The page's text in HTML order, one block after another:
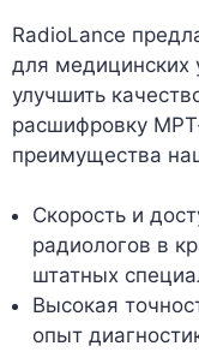
RadioLance
для медицинских
улучшить
расшифровку
преимущества
Скорость и
радиологов в
штатных
Высокая
опыт